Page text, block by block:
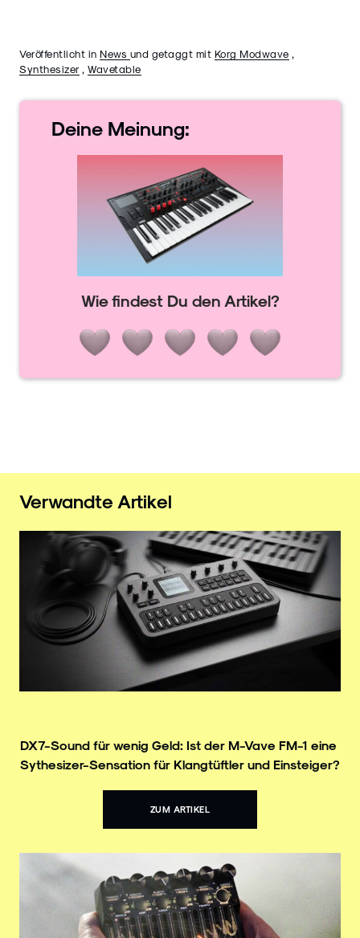
Veröffentlicht in News und getaggt mit Korg Modwave
Synthesizer, Wavetable
Deine Meinung:
Wie findest Du den Artikel?
Verwandte Artikel
DX7-Sound für wenig Geld: Ist der M-Vave FM-1 eine
Sythesizer-Sensation für Klangtüftler und Einsteiger?
ZUM ARTIKEL